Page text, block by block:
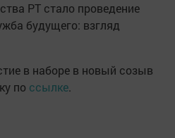
РТ стало проведение
будущего: взгляд
в наборе в новый созыв
по ссылке.